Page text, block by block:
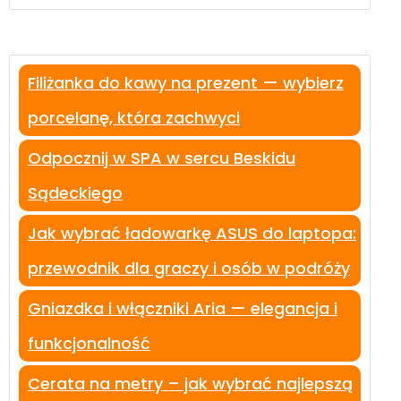
Filiżanka do kawy na prezent — wybierz
porcelanę, która zachwyci
Odpocznij w SPA w sercu Beskidu
Sądeckiego
Jak wybrać ładowarkę ASUS do laptopa:
przewodnik dla graczy i osób w podróży
Gniazdka i włączniki Aria — elegancja i
funkcjonalność
Cerata na metry – jak wybrać najlepszą